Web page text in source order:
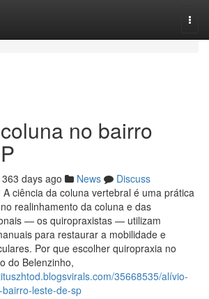
no bairro
363 days ago News
Discuss
ciência da coluna vertebral é uma prática
realinhamento da coluna e das
— os quiropraxistas — utilizam
para restaurar a mobilidade e
Por que escolher quiropraxia no
do Belenzinho,
35668535/alívio-
leste-de-sp